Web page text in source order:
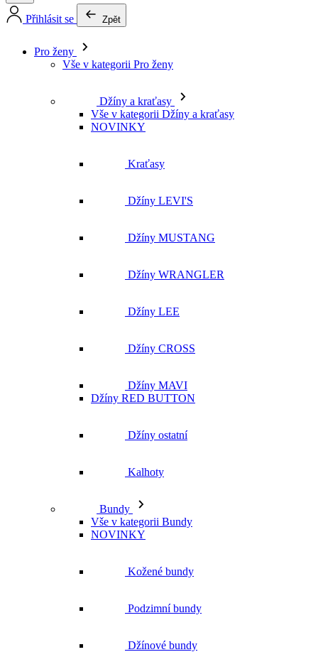
Přihlásit se Zpět
Pro ženy
Vše v kategorii Pro ženy
Džíny a kraťasy
Vše v kategorii Džíny a kraťasy
NOVINKY
Kraťasy
Džíny LEVI'S
Džíny MUSTANG
Džíny WRANGLER
Džíny LEE
Džíny CROSS
Džíny MAVI
Džíny RED BUTTON
Džíny ostatní
Kalhoty
Bundy
Vše v kategorii Bundy
NOVINKY
Kožené bundy
Podzimní bundy
Džínové bundy